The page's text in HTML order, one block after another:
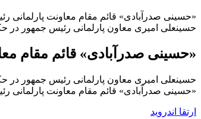
«حسینی صدرآبادی» قائم مقام معاونت پارلمانی
حسینعلی امیری معاون پارلمانی رئیس جمهور
«حسینی صدرآبادی» قائم مقام
حسینعلی امیری معاون پارلمانی رئیس جمهور
«حسینی صدرآبادی» قائم مقام معاونت پارلمانی
ارتقا اندروید